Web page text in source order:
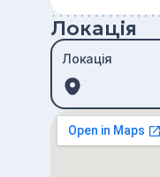
Локація
Локація